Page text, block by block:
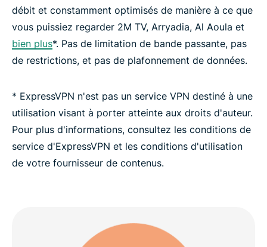
débit et constamment optimisés de manière à ce que
vous puissiez regarder 2M TV, Arryadia, Al Aoula et
bien plus*. Pas de limitation de bande passante, pas
de restrictions, et pas de plafonnement de données.
* ExpressVPN n'est pas un service VPN destiné à une
utilisation visant à porter atteinte aux droits d'auteur.
Pour plus d'informations, consultez les conditions de
service d'ExpressVPN et les conditions d'utilisation
de votre fournisseur de contenus.